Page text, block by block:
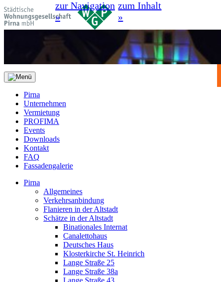
zur Navigation
»
zum Inhalt
»
Pirna
Unternehmen
Vermietung
PROFIMA
Events
Downloads
Kontakt
FAQ
Fassadengalerie
Pirna
Allgemeines
Verkehrsanbindung
Flanieren in der Altstadt
Schätze in der Altstadt
Binationales Internat
Canalettohaus
Deutsches Haus
Klosterkirche St. Heinrich
Lange Straße 25
Lange Straße 38a
Lange Straße 43